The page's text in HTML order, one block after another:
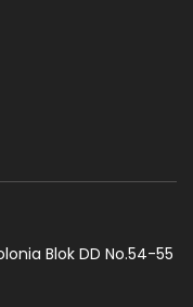
Blok DD No.54-55